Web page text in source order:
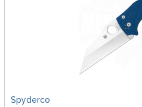
Spyderco